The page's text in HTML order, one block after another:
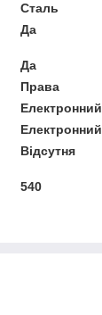
Сталь
Да
Да
Права
Електронний
Електронний
Відсутня
540